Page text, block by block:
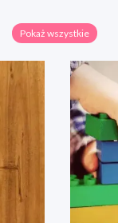
Pokaż wszystkie